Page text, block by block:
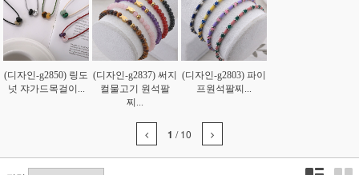
(디자인-g2850) 링도
넛 쟈가드목걸이...
(디자인-g2837) 써지
컬물고기 원석팔
찌...
(디자인-g2803) 파이
프원석팔찌...
1 /10